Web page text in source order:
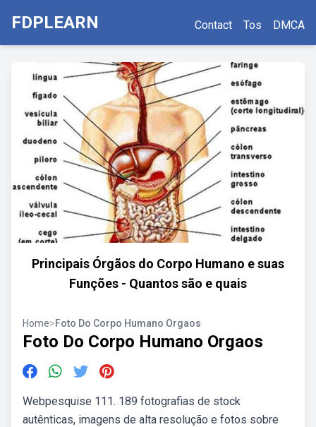
FDPLEARN Contact Tos DMCA
Principais Órgãos do Corpo Humano e suas
Funções - Quantos são e quais
Home>Foto Do Corpo Humano Orgaos
Foto Do Corpo Humano Orgaos
Webpesquise 111. 189 fotografias de stock
autênticas, imagens de alta resolução e fotos sobre